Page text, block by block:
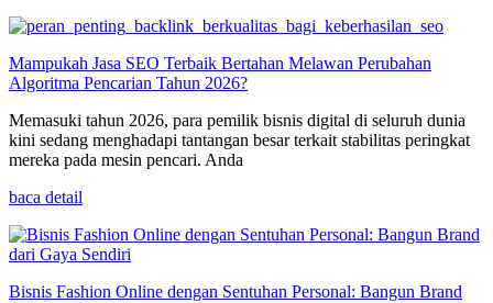
Mampukah Jasa SEO Terbaik Bertahan Melawan Perubahan
Algoritma Pencarian Tahun 2026?
Memasuki tahun 2026, para pemilik bisnis digital di seluruh dunia
kini sedang menghadapi tantangan besar terkait stabilitas peringkat
mereka pada mesin pencari. Anda
baca detail
Bisnis Fashion Online dengan Sentuhan Personal: Bangun Brand